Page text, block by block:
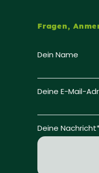
Fragen,
Dein Name
Deine E-Mail-
Deine